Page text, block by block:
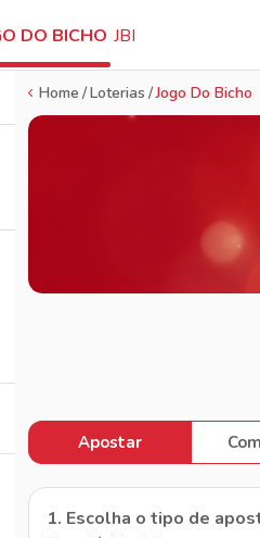
DO BICHO JBI
Home Loterias Jogo Do Bicho
Apostar
1. Escolha o tipo de